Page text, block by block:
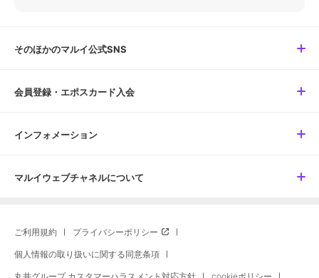
そのほかのマルイ公式SNS
会員登録・エポスカード入会
インフォメーション
マルイウェブチャネルについて
ご利用規約 プライバシーポリシー
個人情報の取り扱いに関する同意条項